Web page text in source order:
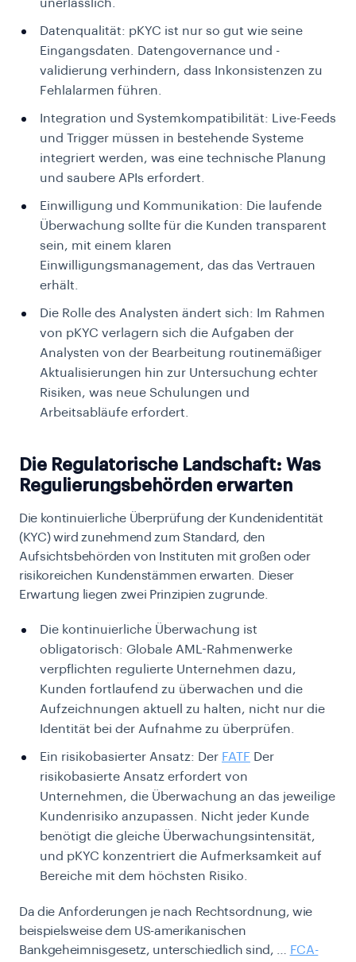
unerlässlich.
Datenqualität: pKYC ist nur so gut wie seine
Eingangsdaten. Datengovernance und -
validierung verhindern, dass Inkonsistenzen zu
Fehlalarmen führen.
Integration und Systemkompatibilität: Live-Feeds
und Trigger müssen in bestehende Systeme
integriert werden, was eine technische Planung
und saubere APIs erfordert.
Einwilligung und Kommunikation: Die laufende
Überwachung sollte für die Kunden transparent
sein, mit einem klaren
Einwilligungsmanagement, das das Vertrauen
erhält.
Die Rolle des Analysten ändert sich: Im Rahmen
von pKYC verlagern sich die Aufgaben der
Analysten von der Bearbeitung routinemäßiger
Aktualisierungen hin zur Untersuchung echter
Risiken, was neue Schulungen und
Arbeitsabläufe erfordert.
Die Regulatorische Landschaft: Was
Regulierungsbehörden erwarten
Die kontinuierliche Überprüfung der Kundenidentität
(KYC) wird zunehmend zum Standard, den
Aufsichtsbehörden von Instituten mit großen oder
risikoreichen Kundenstämmen erwarten. Dieser
Erwartung liegen zwei Prinzipien zugrunde.
Die kontinuierliche Überwachung ist
obligatorisch: Globale AML-Rahmenwerke
verpflichten regulierte Unternehmen dazu,
Kunden fortlaufend zu überwachen und die
Aufzeichnungen aktuell zu halten, nicht nur die
Identität bei der Aufnahme zu überprüfen.
Ein risikobasierter Ansatz: Der FATF Der
risikobasierte Ansatz erfordert von
Unternehmen, die Überwachung an das jeweilige
Kundenrisiko anzupassen. Nicht jeder Kunde
benötigt die gleiche Überwachungsintensität,
und pKYC konzentriert die Aufmerksamkeit auf
Bereiche mit dem höchsten Risiko.
Da die Anforderungen je nach Rechtsordnung, wie
beispielsweise dem US-amerikanischen
Bankgeheimnisgesetz, unterschiedlich sind, … FCA-